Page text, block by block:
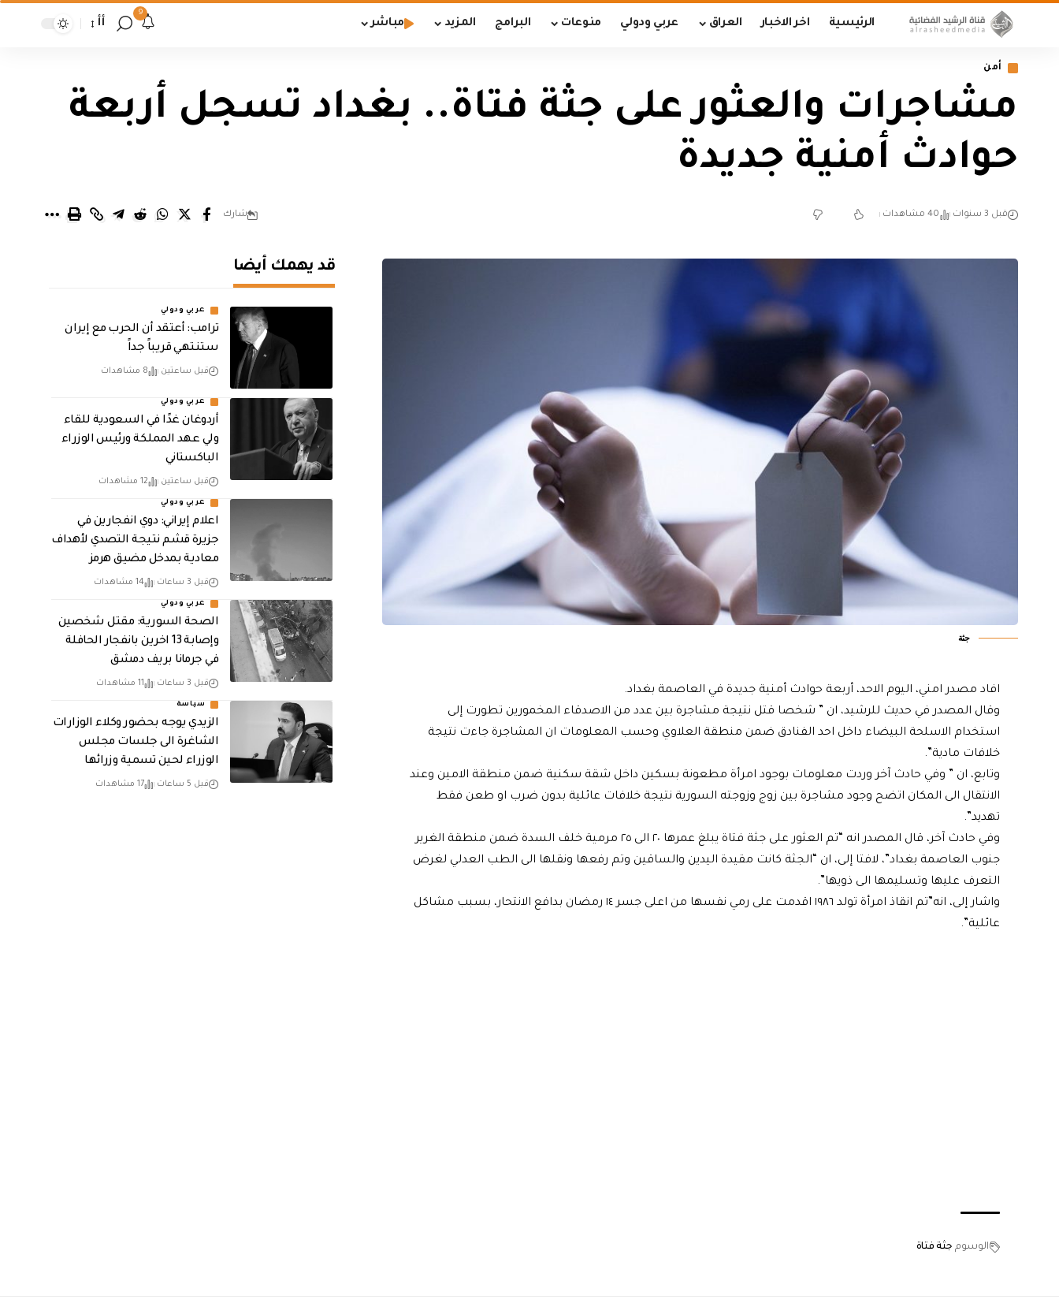
الرئيسية اخر الاخبار العراق عربي ودولي منوعات البرامج المزيد مباشر
9
أأ
أمن
مشاجرات والعثور على جثة فتاة.. بغداد تسجل أربعة
حوادث أمنية جديدة
قبل 3 سنوات 40 مشاهدات شارك
جثة
افاد مصدر امني، اليوم الاحد، أربعة حوادث أمنية جديدة في العاصمة بغداد.
وقال المصدر في حديث للرشيد، ان ” شخصا قتل نتيجة مشاجرة بين عدد من الاصدقاء المخمورين تطورت إلى
استخدام الاسلحة البيضاء داخل احد الفنادق ضمن منطقة العلاوي وحسب المعلومات ان المشاجرة جاءت نتيجة
خلافات مادية”.
وتابع، ان ” وفي حادث آخر وردت معلومات بوجود امرأة مطعونة بسكين داخل شقة سكنية ضمن منطقة الامين وعند
الانتقال الى المكان اتضح وجود مشاجرة بين زوج وزوجته السورية نتيجة خلافات عائلية بدون ضرب او طعن فقط
تهديد”.
وفي حادث آخر، قال المصدر انه “تم العثور على جثة فتاة يبلغ عمرها ٢٠ الى ٢٥ مرمية خلف السدة ضمن منطقة الغرير
جنوب العاصمة بغداد”، لافتا إلى، ان “الجثة كانت مقيدة اليدين والساقين وتم رفعها ونقلها الى الطب العدلي لغرض
التعرف عليها وتسليمها الى ذويها”.
واشار إلى، انه”تم انقاذ امرأة تولد ١٩٨٦ اقدمت على رمي نفسها من اعلى جسر ١٤ رمضان بدافع الانتحار، بسبب مشاكل
عائلية”.
الوسوم جثة فتاة
قد يهمك أيضا
عربي ودولي
‏ترامب: أعتقد أن الحرب مع إيران
ستنتهي قريباً جداً
قبل ساعتين 8 مشاهدات
عربي ودولي
أردوغان غدًا في السعودية للقاء
ولي عهد المملكة ورئيس الوزراء
الباكستاني
قبل ساعتين 12 مشاهدات
عربي ودولي
اعلام إيراني: دوي انفجارين في
جزيرة قشم نتيجة التصدي لأهداف
معادية بمدخل مضيق هرمز
قبل 3 ساعات 14 مشاهدات
عربي ودولي
الصحة السورية: مقتل شخصين
وإصابة 13 اخرين بانفجار الحافلة
في جرمانا بريف دمشق
قبل 3 ساعات 11 مشاهدات
سياسة
الزيدي يوجه بحضور وكلاء الوزارات
الشاغرة الى جلسات مجلس
الوزراء لحين تسمية وزرائها
قبل 5 ساعات 17 مشاهدات